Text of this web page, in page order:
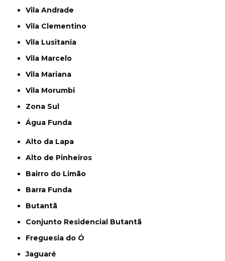
Vila Andrade
Vila Clementino
Vila Lusitania
Vila Marcelo
Vila Mariana
Vila Morumbi
Zona Sul
Água Funda
Alto da Lapa
Alto de Pinheiros
Bairro do Limão
Barra Funda
Butantã
Conjunto Residencial Butantã
Freguesia do Ó
Jaguaré